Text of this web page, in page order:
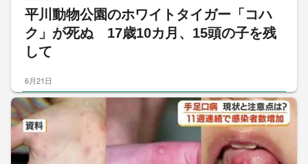
平川動物公園のホワイトタイガー「コハ
ク」が死ぬ 17歳10カ月、15頭の子を残
して
6月21日